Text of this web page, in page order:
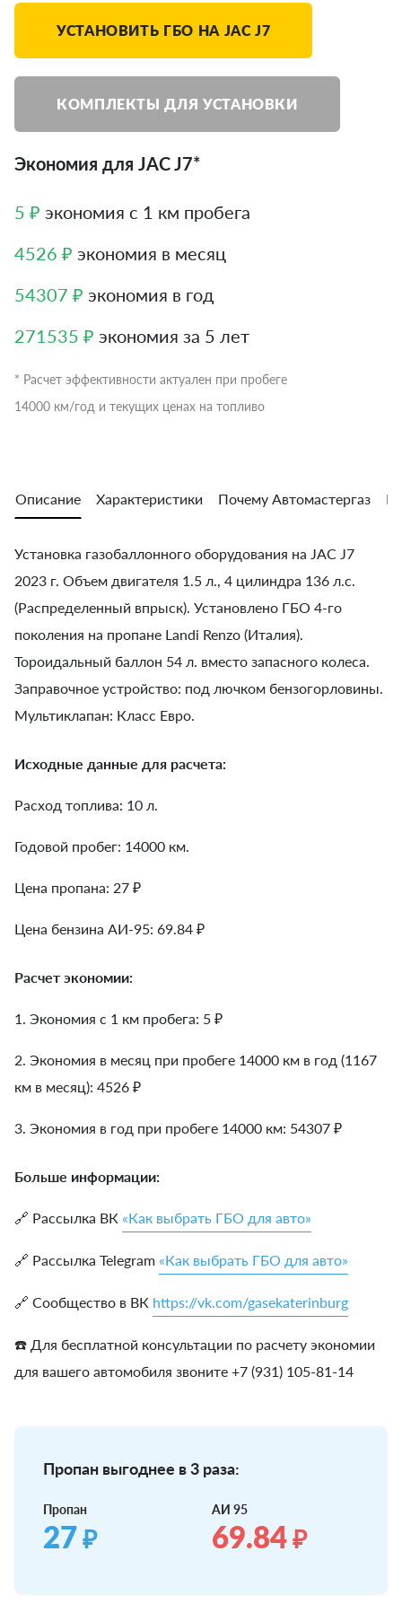
УСТАНОВИТЬ ГБО НА JAC J7
КОМПЛЕКТЫ ДЛЯ УСТАНОВКИ
Экономия для JAC J7*
5 ₽ экономия с 1 км пробега
4526 ₽ экономия в месяц
54307 ₽ экономия в год
271535 ₽ экономия за 5 лет
* Расчет эффективности актуален при пробеге
14000 км/год и текущих ценах на топливо
Описание Характеристики Почему Автомастергаз
Установка газобаллонного оборудования на JAC J7
2023 г. Объем двигателя 1.5 л., 4 цилиндра 136 л.с.
(Распределенный впрыск). Установлено ГБО 4-го
поколения на пропане Landi Renzo (Италия).
Тороидальный баллон 54 л. вместо запасного колеса.
Заправочное устройство: под лючком бензогорловины.
Мультиклапан: Класс Евро.
Исходные данные для расчета:
Расход топлива: 10 л.
Годовой пробег: 14000 км.
Цена пропана: 27 ₽
Цена бензина АИ-95: 69.84 ₽
Расчет экономии:
1. Экономия с 1 км пробега: 5 ₽
2. Экономия в месяц при пробеге 14000 км в год (1167
км в месяц): 4526 ₽
3. Экономия в год при пробеге 14000 км: 54307 ₽
Больше информации:
🔗 Рассылка ВК «Как выбрать ГБО для авто»
🔗 Рассылка Telegram «Как выбрать ГБО для авто»
🔗 Сообщество в ВК https://vk.com/gasekaterinburg
☎️ Для бесплатной консультации по расчету экономии
для вашего автомобиля звоните +7 (931) 105-81-14
Пропан выгоднее в 3 раза:
Пропан
27₽
АИ 95
69.84₽